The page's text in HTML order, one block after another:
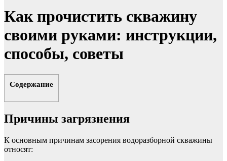
Как прочистить скважину
своими руками: инструкции,
способы, советы
Содержание
Причины загрязнения
К основным причинам засорения водоразборной скважины
относят: